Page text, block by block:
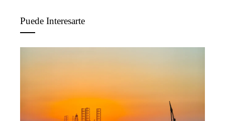
Puede Interesarte